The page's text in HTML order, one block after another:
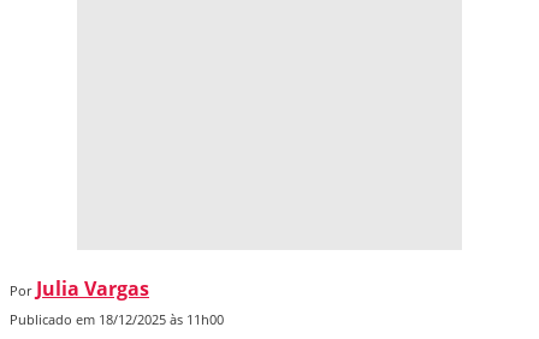
Por Julia Vargas
Publicado em 18/12/2025 às 11h00